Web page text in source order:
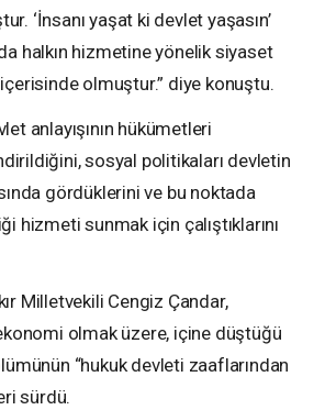
‘İnsanı yaşat ki devlet yaşasın’
halkın hizmetine yönelik siyaset
olmuştur.” diye konuştu.
anlayışının hükümetleri
sosyal politikaları devletin
gördüklerini ve bu noktada
hizmeti sunmak için çalıştıklarını
Milletvekili Cengiz Çandar,
olmak üzere, içine düştüğü
“hukuk devleti zaaflarından
sürdü.